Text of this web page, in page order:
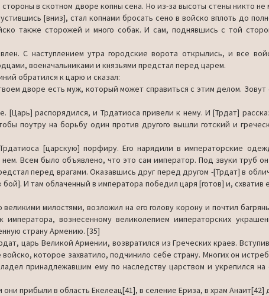
в скотном дворе копны сена. Но из-за высоты стены никто не
[вниз], стал копнами бросать сено в войско вплоть до
также сторожей и много собак. И сам, под­нявшись с той
С наступлением утра городские ворота открылись, и все
военачальниками и князьями предстал перед царем.
обратился к царю и сказал:
дворе есть муж, который может справиться с этим делом. Зовут
[Царь] распорядился, и Трдатиоса привели к нему. И [Трдат]
поутру на борьбу один против другого вышли готский и
[царскую] порфиру. Его нарядили в императорские
Всем было объявлено, что это сам император. Под звуки труб
перед врагами. Оказавшись друг перед другом -[Трдат] в
И там облаченный в императора победил царя [готов] и, схватив
милостями, возложил на его голову корону и почтил
вознесенному великолепием императорских
страну Армению. [35]
царь Великой Армении, возвратился из Греческих краев.
которое захватило, подчинило себе страну. Мно­гих он
принадлежавшим ему по наследству царством и укрепился на
прибыли в область Екелеац[41], в селение Ериза, в храм Анаит[42]